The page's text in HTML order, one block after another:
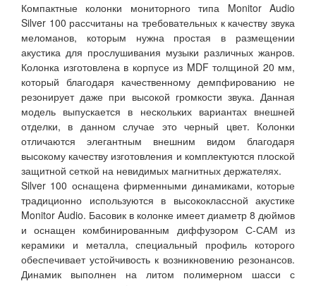
Компактные колонки мониторного типа Monitor Audio
Silver 100 рассчитаны на требовательных к качеству звука
меломанов, которым нужна простая в размещении
акустика для прослушивания музыки различных жанров.
Колонка изготовлена в корпусе из MDF толщиной 20 мм,
который благодаря качественному демпфированию не
резонирует даже при высокой громкости звука. Данная
модель выпускается в нескольких вариантах внешней
отделки, в данном случае это черный цвет. Колонки
отличаются элегантным внешним видом благодаря
высокому качеству изготовления и комплектуются плоской
защитной сеткой на невидимых магнитных держателях.
Silver 100 оснащена фирменными динамиками, которые
традиционно используются в высококлассной акустике
Monitor Audio. Басовик в колонке имеет диаметр 8 дюймов
и оснащен комбинированным диффузором С-САМ из
керамики и металла, специальный профиль которого
обеспечивает устойчивость к возникновению резонансов.
Динамик выполнен на литом полимерном шасси с